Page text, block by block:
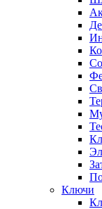
Ключи